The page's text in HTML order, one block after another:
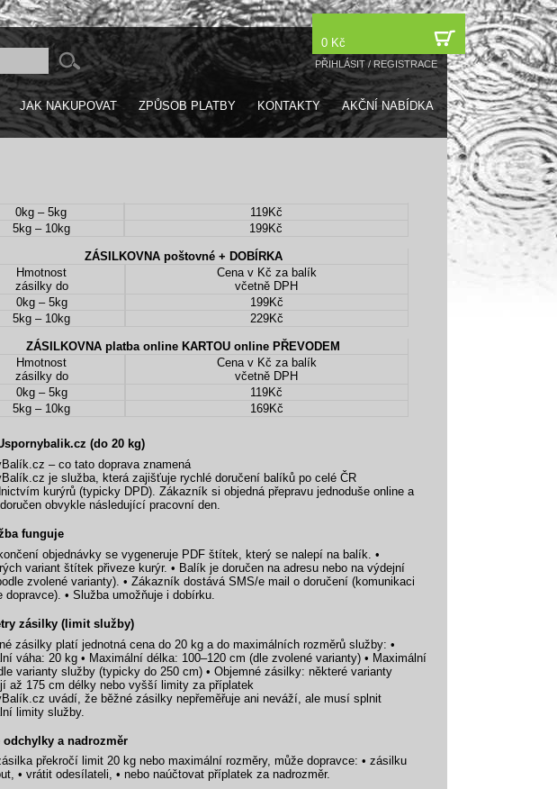
0 Kč
PŘIHLÁSIT/ REGISTRACE
JAK NAKUPOVAT ZPŮSOB PLATBY KONTAKTY AKČNÍ NABÍDKA
0kg – 5kg
119Kč
5kg – 10kg
199Kč
ZÁSILKOVNA poštovné + DOBÍRKA
Hmotnost
zásilky do
Cena v Kč za balík
včetně DPH
0kg – 5kg
199Kč
5kg – 10kg
229Kč
ZÁSILKOVNA platba online KARTOU online PŘEVODEM
Hmotnost
zásilky do
Cena v Kč za balík
včetně DPH
0kg – 5kg
119Kč
5kg – 10kg
169Kč
(do 20 kg)
– co tato doprava znamená
je služba, která zajišťuje rychlé doručení balíků po celé ČR
kurýrů (typicky DPD). Zákazník si objedná přepravu jednoduše online a
obvykle následující pracovní den.
funguje
objednávky se vygeneruje PDF štítek, který se nalepí na balík. •
variant štítek přiveze kurýr. • Balík je doručen na adresu nebo na výdejní
zvolené varianty). • Zákazník dostává SMS/e mail o doručení (komunikaci
dopravce). • Služba umožňuje i dobírku.
zásilky (limit služby)
zásilky platí jednotná cena do 20 kg a do maximálních rozměrů služby: •
váha: 20 kg • Maximální délka: 100–120 cm (dle zvolené varianty) • Maximální
varianty služby (typicky do 250 cm) • Objemné zásilky: některé varianty
až 175 cm délky nebo vyšší limity za příplatek
uvádí, že běžné zásilky nepřeměřuje ani neváží, ale musí splnit
limity služby.
odchylky a nadrozměr
překročí limit 20 kg nebo maximální rozměry, může dopravce: • zásilku
• vrátit odesílateli, • nebo naúčtovat příplatek za nadrozměr.